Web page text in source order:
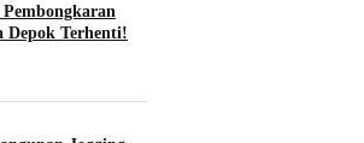
Depok Terhenti!